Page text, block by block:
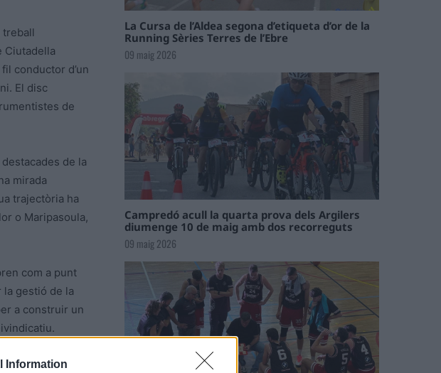
Information
treball
Ciutadella
conductor d’un
El disc
de
de la
mirada
trajectòria ha
o Maripasoula,
com a punt
gestió de la
a construir un
una selecció
La Cursa de l’Aldea segona d’etiqueta d’or de la
Running Sèries Terres de l’Ebre
09 maig 2026
Campredó acull la quarta prova dels Argilers
diumenge 10 de maig amb dos recorreguts
09 maig 2026